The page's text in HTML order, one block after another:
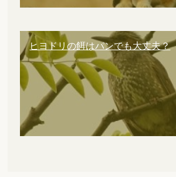
ヒヨドリの餌はパンでも大丈夫？